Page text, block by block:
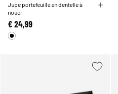
Jupe portefeuille en dentelle à
nouer
€ 24,99